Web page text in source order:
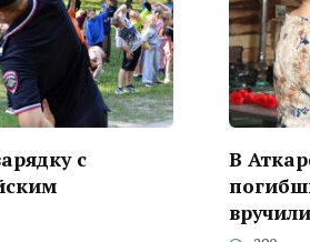
с
В